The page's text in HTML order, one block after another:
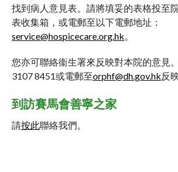
找到病人意見表。請將填妥的表格投至
表收集箱，或電郵至以下電郵地址：
service@hospicecare.org.hk。
您亦可聯絡衞生署來反映對本院的意見
3107 8451或電郵至orphf@dh.gov.hk反
到訪賽馬會善寧之家
請按此聯絡我們。